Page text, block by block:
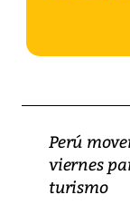
Perú
viernes
turismo